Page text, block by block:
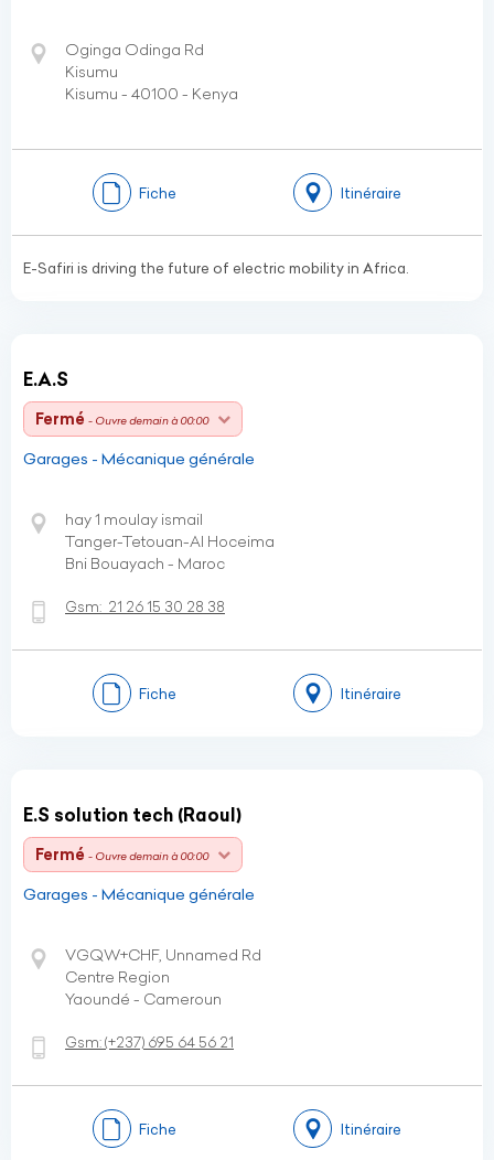
Oginga Odinga Rd
Kisumu
Kisumu - 40100 - Kenya
Fiche Itinéraire
E-Safiri is driving the future of electric mobility in Africa.
E.A.S
Fermé - Ouvre demain à 00:00
Garages - Mécanique générale
hay 1 moulay ismail
Tanger-Tetouan-Al Hoceima
Bni Bouayach - Maroc
Gsm: 21 26 15 30 28 38
Fiche Itinéraire
E.S solution tech (Raoul)
Fermé - Ouvre demain à 00:00
Garages - Mécanique générale
VGQW+CHF, Unnamed Rd
Centre Region
Yaoundé - Cameroun
Gsm:(+237) 695 64 56 21
Fiche Itinéraire